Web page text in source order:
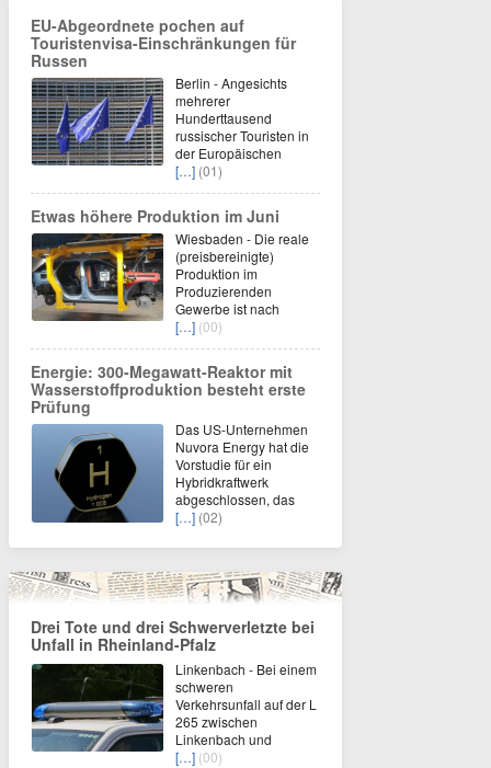
EU-Abgeordnete pochen auf
Touristenvisa-Einschränkungen für
Russen
Berlin - Angesichts
mehrerer
Hunderttausend
russischer Touristen in
der Europäischen
[…] (01)
Etwas höhere Produktion im Juni
Wiesbaden - Die reale
(preisbereinigte)
Produktion im
Produzierenden
Gewerbe ist nach
[…] (00)
Energie: 300-Megawatt-Reaktor mit
Wasserstoffproduktion besteht erste
Prüfung
Das US-Unternehmen
Nuvora Energy hat die
Vorstudie für ein
Hybridkraftwerk
abgeschlossen, das
[…] (02)
Drei Tote und drei Schwerverletzte bei
Unfall in Rheinland-Pfalz
Linkenbach - Bei einem
schweren
Verkehrsunfall auf der L
265 zwischen
Linkenbach und
[…] (00)